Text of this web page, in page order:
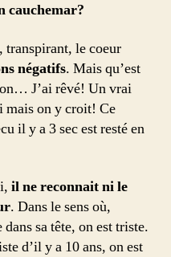
cauchemar?
transpirant, le coeur
négatifs. Mais qu’est
J’ai rêvé! Un vrai
mais on y croit! Ce
il y a 3 sec est resté en
il ne reconnait ni le
. Dans le sens où,
sa tête, on est triste.
d’il y a 10 ans, on est